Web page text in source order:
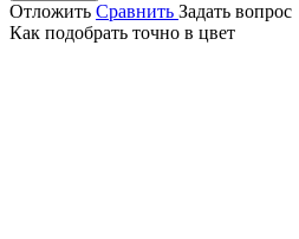
Отложить Сравнить Задать вопрос
Как подобрать точно в цвет